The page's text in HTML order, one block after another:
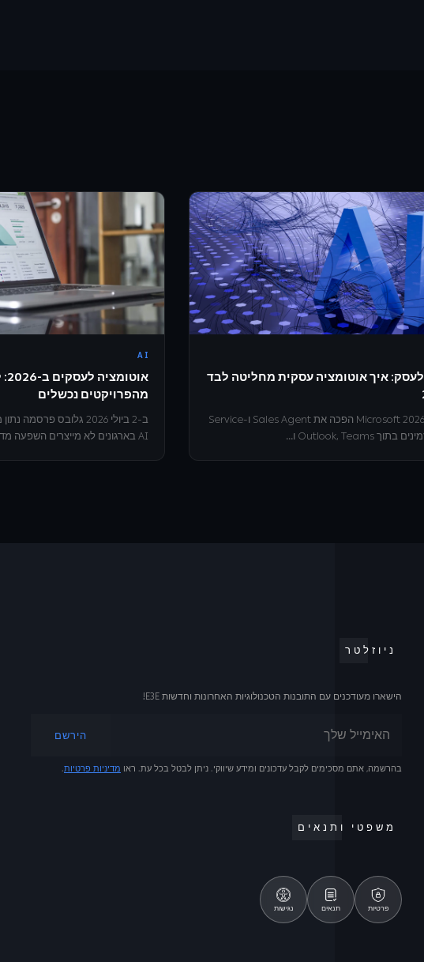
קבע פגישת ייעוץ חינם
סוכן AI לעסק: איך אוטומציה עסקית מחליטה לבד
ב-7 ביולי 2026 Microsoft הפכה את Sales Agent ו-Service
AI
מהפרויקטים נכשלים
AI בארגונים לא מייצרים השפעה מדידה. ...
ניוזלטר
הישארו מעודכנים עם התובנות הטכנולוגיות האחרונות וחדשות E3E!
הירשם
בהרשמה, אתם מסכימים לקבל עדכונים ומידע שיווקי. ניתן לבטל בכל עת. ראו מדיניות פרטיות.
משפטי ותנאים
פרטיות תנאים נגישות